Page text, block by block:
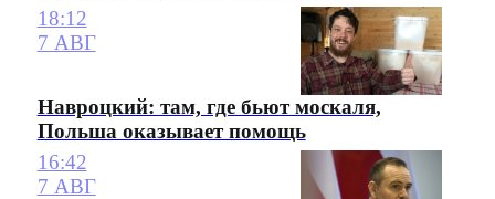
18:12
7 АВГ
Навроцкий: там, где бьют москаля,
Польша оказывает помощь
16:42
7 АВГ